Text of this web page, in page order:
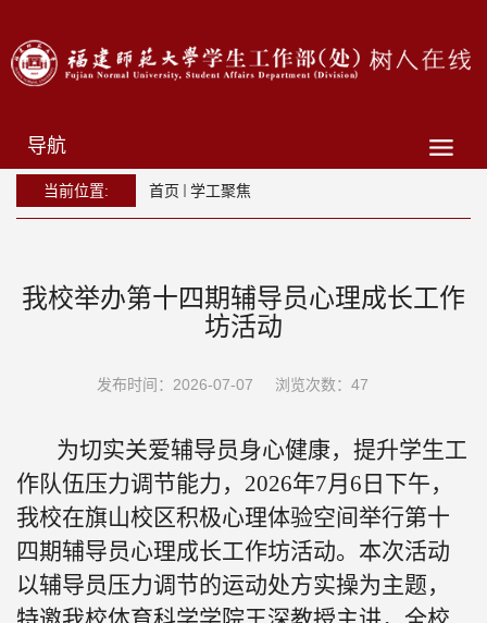
导航
当前位置: 首页 学工聚焦
我校举办第十四期辅导员心理成长工作
坊活动
发布时间：2026-07-07 浏览次数： 47
为切实关爱辅导员身心健康，提升学生工
作队伍压力调节能力， 2026年7月 6 日下午，
我校在旗山校区积极心理体验空间举行第十
四期辅导员心理成长工作坊活动。本次活动
以辅导员压力调节的运动处方实操为主题，